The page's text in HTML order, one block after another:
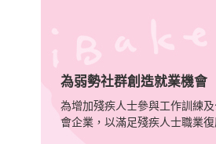
為弱勢社群創造就業機會
為增加殘疾人士參與工作訓練
會企業，以滿足殘疾人士職業復